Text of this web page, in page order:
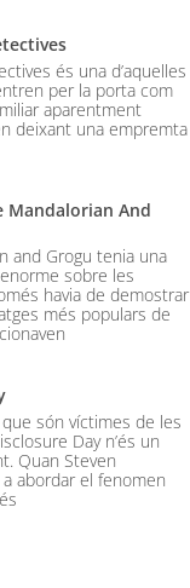
és una d’aquelles
per la porta com
aparentment
deixant una empremta
Mandalorian And
and Grogu tenia una
sobre les
havia de demostrar
més populars de
que són víctimes de les
Day n’és un
Quan Steven
abordar el fenomen